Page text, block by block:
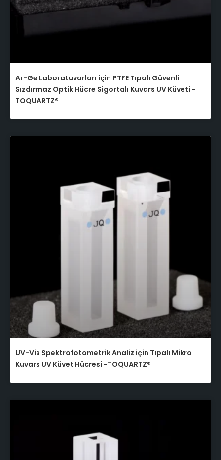
Ar-Ge Laboratuvarları için PTFE Tıpalı Güvenli
Sızdırmaz Optik Hücre Sigortalı Kuvars UV Küveti -
TOQUARTZ®
UV-Vis Spektrofotometrik Analiz için Tıpalı Mikro
Kuvars UV Küvet Hücresi -TOQUARTZ®